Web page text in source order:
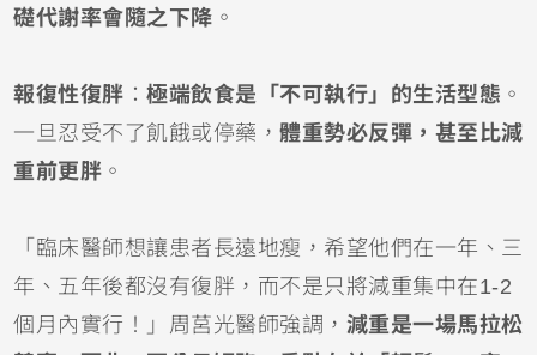
礎代謝率會隨之下降 。
報復性復胖 ：極端飲食是「不可執行」的生活型態 。
一旦忍受不了飢餓或停藥，體重勢必反彈，甚至比減
重前更胖 。
「臨床醫師想讓患者長遠地瘦，希望他們在一年、三
年、五年後都沒有復胖，而不是只將減重集中在1-2
個月內實行！」周莒光醫師強調， 減重是一場馬拉松